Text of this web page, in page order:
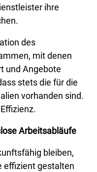
ihre
des
mit denen
und Angebote
stets die für die
vorhanden sind.
Arbeitsabläufe
bleiben,
effizient gestalten